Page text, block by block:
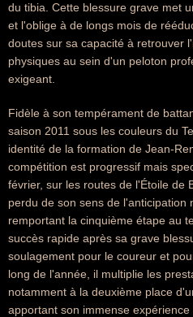
du tibia. Cette blessure grave met
et l'oblige à de longs mois de
doutes sur sa capacité à retrouver
physiques au sein d'un peloton
exigeant.
Fidèle à son tempérament de
saison 2011 sous les couleurs du
identité de la formation de Jean-
compétition est progressif mais
février, sur les routes de l'Étoile de
perdu de son sens de l'anticipation
remportant la cinquième étape au
succès rapide après sa grave
soulagement pour le coureur et
long de l'année, il multiplie les
notamment à la deuxième place
apportant son immense